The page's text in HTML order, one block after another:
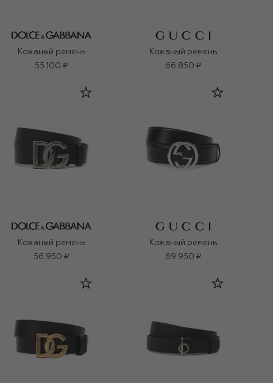
Кожаный ремень
55 100 ₽
Кожаный ремень
66 850 ₽
Кожаный ремень
56 950 ₽
Кожаный ремень
69 950 ₽